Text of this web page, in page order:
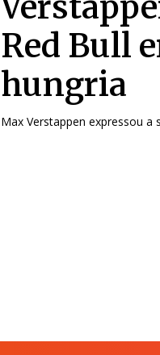
Red Bull
hungria
Max Verstappen expressou